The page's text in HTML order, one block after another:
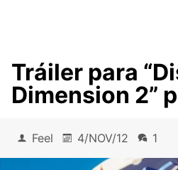
Tráiler para
Dimension 2”
Feel 4/NOV/12 1